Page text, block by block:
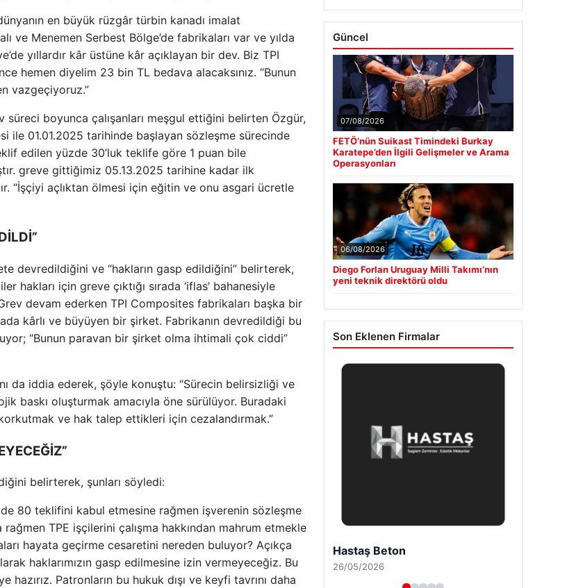
en büyük rüzgâr türbin kanadı imalat
ve Menemen Serbest Bölge’de fabrikaları var ve yılda
yıllardır kâr üstüne kâr açıklayan bir dev. Biz TPI
hemen diyelim 23 bin TL bedava alacaksınız. “Bunun
vazgeçiyoruz.”
süreci boyunca çalışanları meşgul ettiğini belirten Özgür,
ile 01.01.2025 tarihinde başlayan sözleşme sürecinde
edilen yüzde 30’luk teklife göre 1 puan bile
greve gittiğimiz 05.13.2025 tarihine kadar ilk
“İşçiyi açlıktan ölmesi için eğitin ve onu asgari ücretle
devredildiğini ve “hakların gasp edildiğini” belirterek,
hakları için greve çıktığı sırada ‘iflas’ bahanesiyle
devam ederken TPI Composites fabrikaları başka bir
kârlı ve büyüyen bir şirket. Fabrikanın devredildiği bu
“Bunun paravan bir şirket olma ihtimali çok ciddi”
da iddia ederek, şöyle konuştu: “Sürecin belirsizliği ve
baskı oluşturmak amacıyla öne sürülüyor. Buradaki
ve hak talep ettikleri için cezalandırmak.”
belirterek, şunları söyledi:
80 teklifini kabul etmesine rağmen işverenin sözleşme
TPE işçilerini çalışma hakkından mahrum etmekle
hayata geçirme cesaretini nereden buluyor? Açıkça
haklarımızın gasp edilmesine izin vermeyeceğiz. Bu
Patronların bu hukuk dışı ve keyfi tavrını daha
Güncel
07/08/2026
FETÖ’nün Suikast Timindeki Burkay
Karatepe’den İlgili Gelişmeler ve Arama
Operasyonları
06/08/2026
Diego Forlan Uruguay Milli Takımı’nın
yeni teknik direktörü oldu
Son Eklenen Firmalar
Prenses Night Club
29/04/2026